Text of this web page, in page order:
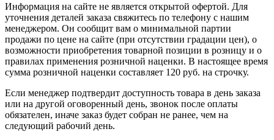
Информация на сайте не является открытой офертой. Для
уточнения деталей заказа свяжитесь по телефону с нашим
менеджером. Он сообщит вам о минимальной партии
продажи по цене на сайте (при отсутствии градации цен), о
возможности приобретения товарной позиции в розницу и о
правилах применения розничной наценки. В настоящее время
сумма розничной наценки составляет 120 руб. на строчку.
Если менеджер подтвердит доступность товара в день заказа
или на другой оговоренный день, звонок после оплаты
обязателен, иначе заказ будет собран не ранее, чем на
следующий рабочий день.